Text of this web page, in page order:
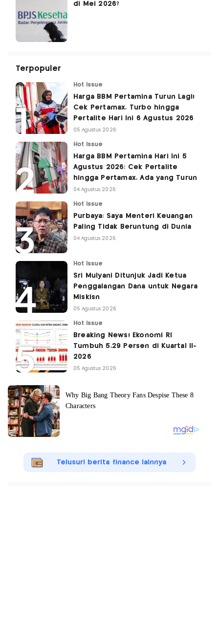
di Mei 2026?
Terpopuler
Hot Issue
Harga BBM Pertamina Turun Lagi!
Cek Pertamax, Turbo hingga
Pertalite Hari Ini 6 Agustus 2026
05 Agustus 2026
Hot Issue
Harga BBM Pertamina Hari Ini 5
Agustus 2026: Cek Pertalite
hingga Pertamax, Ada yang Turun
04 Agustus 2026
Hot Issue
Purbaya: Saya Menteri Keuangan
Paling Tidak Beruntung di Dunia
04 Agustus 2026
Hot Issue
Sri Mulyani Ditunjuk Jadi Ketua
Penggalangan Dana untuk Negara
Miskisn
05 Agustus 2026
Hot Issue
Breaking News! Ekonomi RI
Tumbuh 5,29 Persen di Kuartal II-
2026
05 Agustus 2026
Telusuri berita finance lainnya